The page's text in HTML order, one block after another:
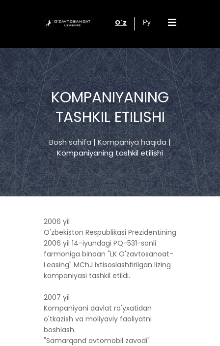
O`z Ру
KOMPANIYANING
TASHKIL ETILISHI
Bosh sahifa|Kompaniya haqida|
Kompaniyaning tashkil etilishi
2006 yil
O'zbekiston Respublikasi Prezidentining
2006 yil 14-iyundagi PQ-531-sonli
farmoniga binoan "LK O'zavtosanoat-
Leasing" MChJ ixtisoslashtirilgan lizing
kompaniyasi tashkil etildi.
2007 yil
Kompaniyani davlat ro'yxatidan
o'tkazish va moliyaviy faoliyatni
boshlash.
"Samarqand avtomobil zavodi"